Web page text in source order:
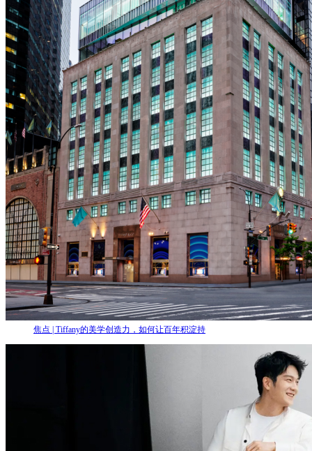
焦点 | Tiffany的美学创造力，如何让百年积淀持